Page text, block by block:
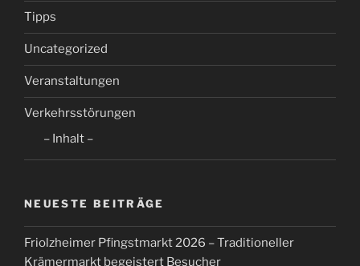
Tipps
Uncategorized
Veranstaltungen
Verkehrsstörungen
– Inhalt –
NEUESTE BEITRÄGE
Friolzheimer Pfingstmarkt 2026 – Traditioneller
Krämermarkt begeistert Besucher